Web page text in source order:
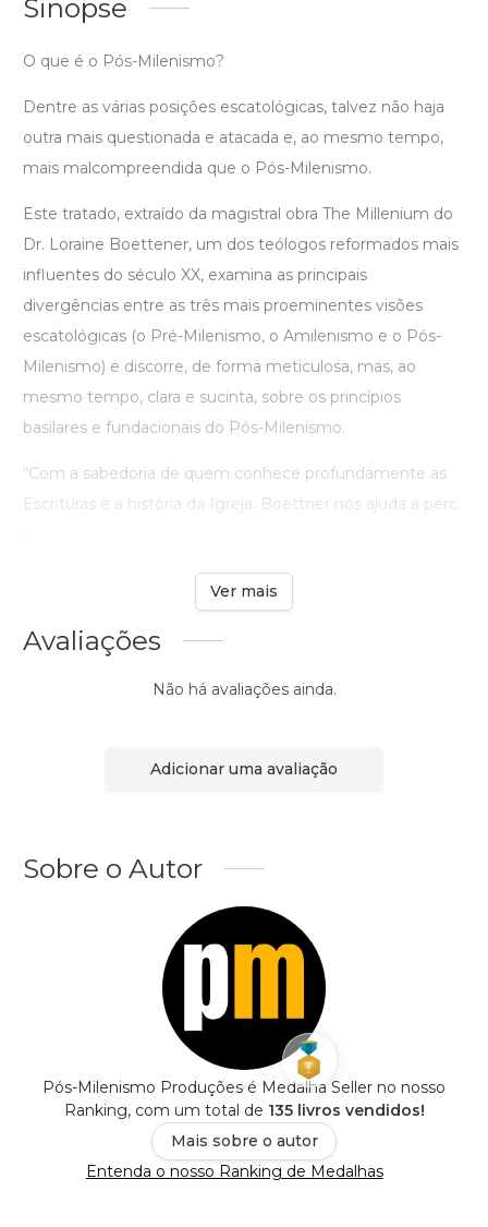
Sinopse
O que é o Pós-Milenismo?
Dentre as várias posições escatológicas, talvez não haja
outra mais questionada e atacada e, ao mesmo tempo,
mais malcompreendida que o Pós-Milenismo.
Este tratado, extraído da magistral obra The Millenium do
Dr. Loraine Boettener, um dos teólogos reformados mais
influentes do século XX, examina as principais
divergências entre as três mais proeminentes visões
escatológicas (o Pré-Milenismo, o Amilenismo e o Pós-
Milenismo) e discorre, de forma meticulosa, mas, ao
mesmo tempo, clara e sucinta, sobre os princípios
basilares e fundacionais do Pós-Milenismo.
“Com a sabedoria de quem conhece profundamente as
Escrituras e a história da Igreja, Boettner nos ajuda a perc
Ver mais
Avaliações
Não há avaliações ainda.
Adicionar uma avaliação
Sobre o Autor
Pós-Milenismo Produções é Medalha Seller no nosso
Ranking, com um total de 135 livros vendidos!
Mais sobre o autor
Entenda o nosso Ranking de Medalhas